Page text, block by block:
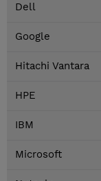
Dell
Google
Hitachi Vantara
HPE
IBM
Microsoft